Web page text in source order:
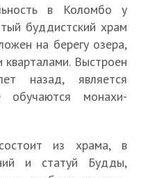
в Коломбо у
буддистский храм
на берегу озера,
Выстроен
назад, является
обучаются монахи-
из храма, в
и статуй Будды,